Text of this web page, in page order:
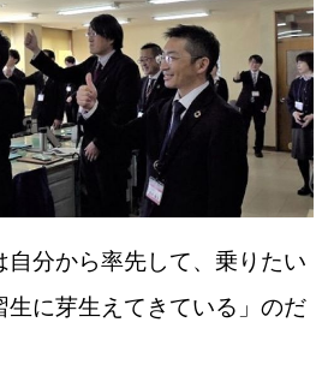
Sitakkeパートナー
広告掲載
利用規約
シーポリシー
閉じる
自分から率先して、乗りたい
生に芽生えてきている」のだ